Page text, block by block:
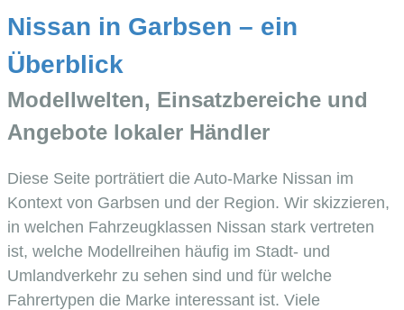
Nissan in Garbsen – ein
Überblick
Modellwelten, Einsatzbereiche und
Angebote lokaler Händler
Diese Seite porträtiert die Auto-Marke Nissan im
Kontext von Garbsen und der Region. Wir skizzieren,
in welchen Fahrzeugklassen Nissan stark vertreten
ist, welche Modellreihen häufig im Stadt- und
Umlandverkehr zu sehen sind und für welche
Fahrertypen die Marke interessant ist. Viele